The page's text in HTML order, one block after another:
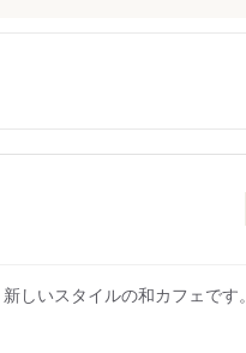
しいスタイルの和カフェです。